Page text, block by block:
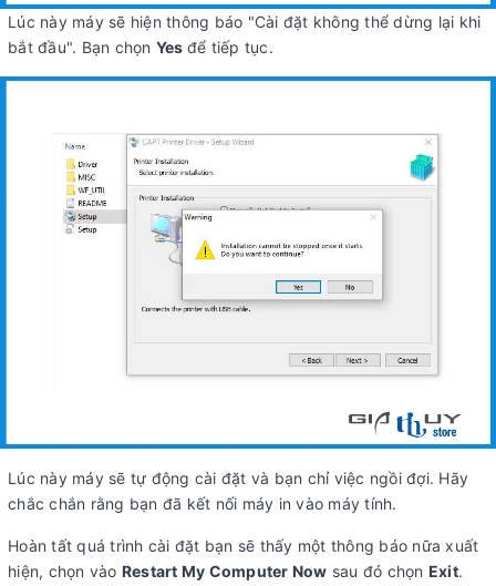
Lúc này máy sẽ hiện thông báo "Cài đặt không thể dừng lại khi
bắt đầu". Bạn chọn Yes để tiếp tục.
Lúc này máy sẽ tự động cài đặt và bạn chỉ việc ngồi đợi. Hãy
chắc chắn rằng bạn đã kết nối máy in vào máy tính.
Hoàn tất quá trình cài đặt bạn sẽ thấy một thông báo nữa xuất
hiện, chọn vào Restart My Computer Now sau đó chọn Exit.